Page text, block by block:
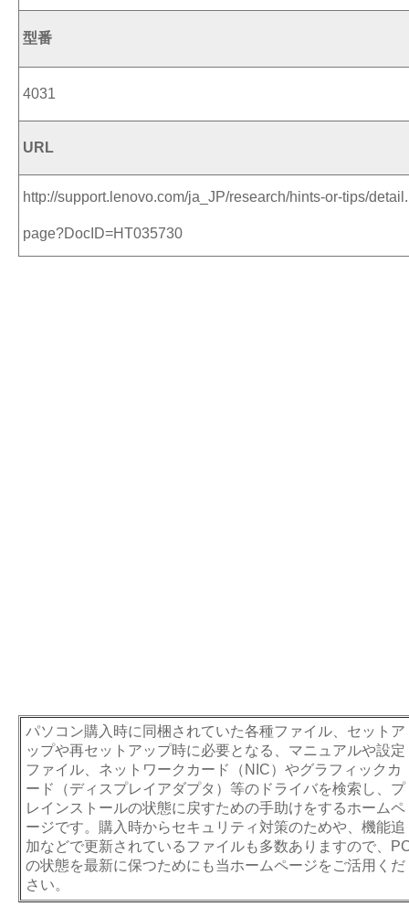
型番
4031
URL
http://support.lenovo.com/ja_JP/research/hints-or-tips/detail.
page?DocID=HT035730
パソコン購入時に同梱されていた各種ファイル、セットア
ップや再セットアップ時に必要となる、マニュアルや設定
ファイル、ネットワークカード（NIC）やグラフィックカ
ード（ディスプレイアダプタ）等のドライバを検索し、プ
レインストールの状態に戻すための手助けをするホームペ
ージです。購入時からセキュリティ対策のためや、機能追
加などで更新されているファイルも多数ありますので、
の状態を最新に保つためにも当ホームページをご活用くだ
さい。